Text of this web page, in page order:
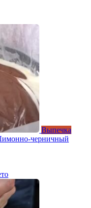
Выпечка
черничный